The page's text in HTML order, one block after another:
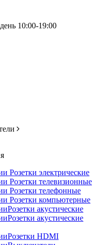
10:00-19:00
Розетки электрические
Розетки телевизионные
Розетки телефонные
Розетки компьютерные
Розетки акустические
Розетки акустические
Розетки HDMI